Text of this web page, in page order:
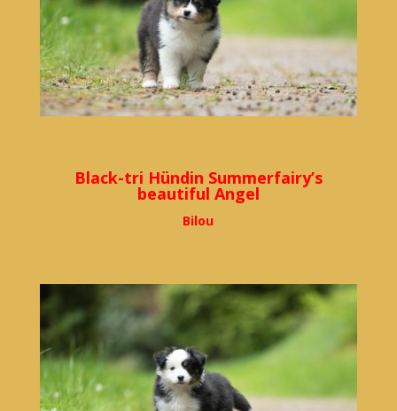
Black-tri Hündin Summerfairy’s
beautiful Angel
Bilou